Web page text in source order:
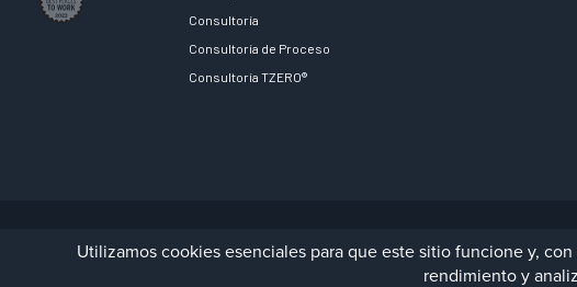
Consultoría
Consultoría de Proceso
Consultoría TZERO®
ESP
Política de privacidadTerms/ImpressumContact Us